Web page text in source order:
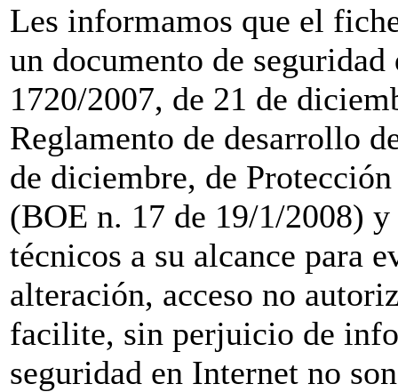
Les informamos que el
un documento de
1720/2007, de 21 de
Reglamento de desarrollo
de diciembre, de
(BOE n. 17 de 19/1/2008)
técnicos a su alcance para
alteración, acceso no
facilite, sin perjuicio de
seguridad en Internet no